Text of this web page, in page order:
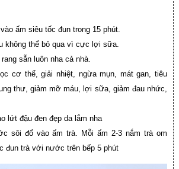
ấm siêu tốc đun trong 15 phút.
không thể bỏ qua vì cực lợi sữa.
sẵn luôn nha cả nhà.
cơ thể, giải nhiệt, ngừa mụn, mát gan, tiêu
thư, giảm mỡ máu, lợi sữa, giảm đau nhức,
lứt đậu đen đẹp da lắm nha
sôi đổ vào ấm trà. Mỗi ấm 2-3 nắm trà om
đun trà với nước trên bếp 5 phút